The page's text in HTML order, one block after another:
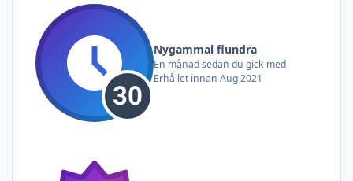
Nygammal flundra
En månad sedan du gick med
Erhållet innan Aug 2021